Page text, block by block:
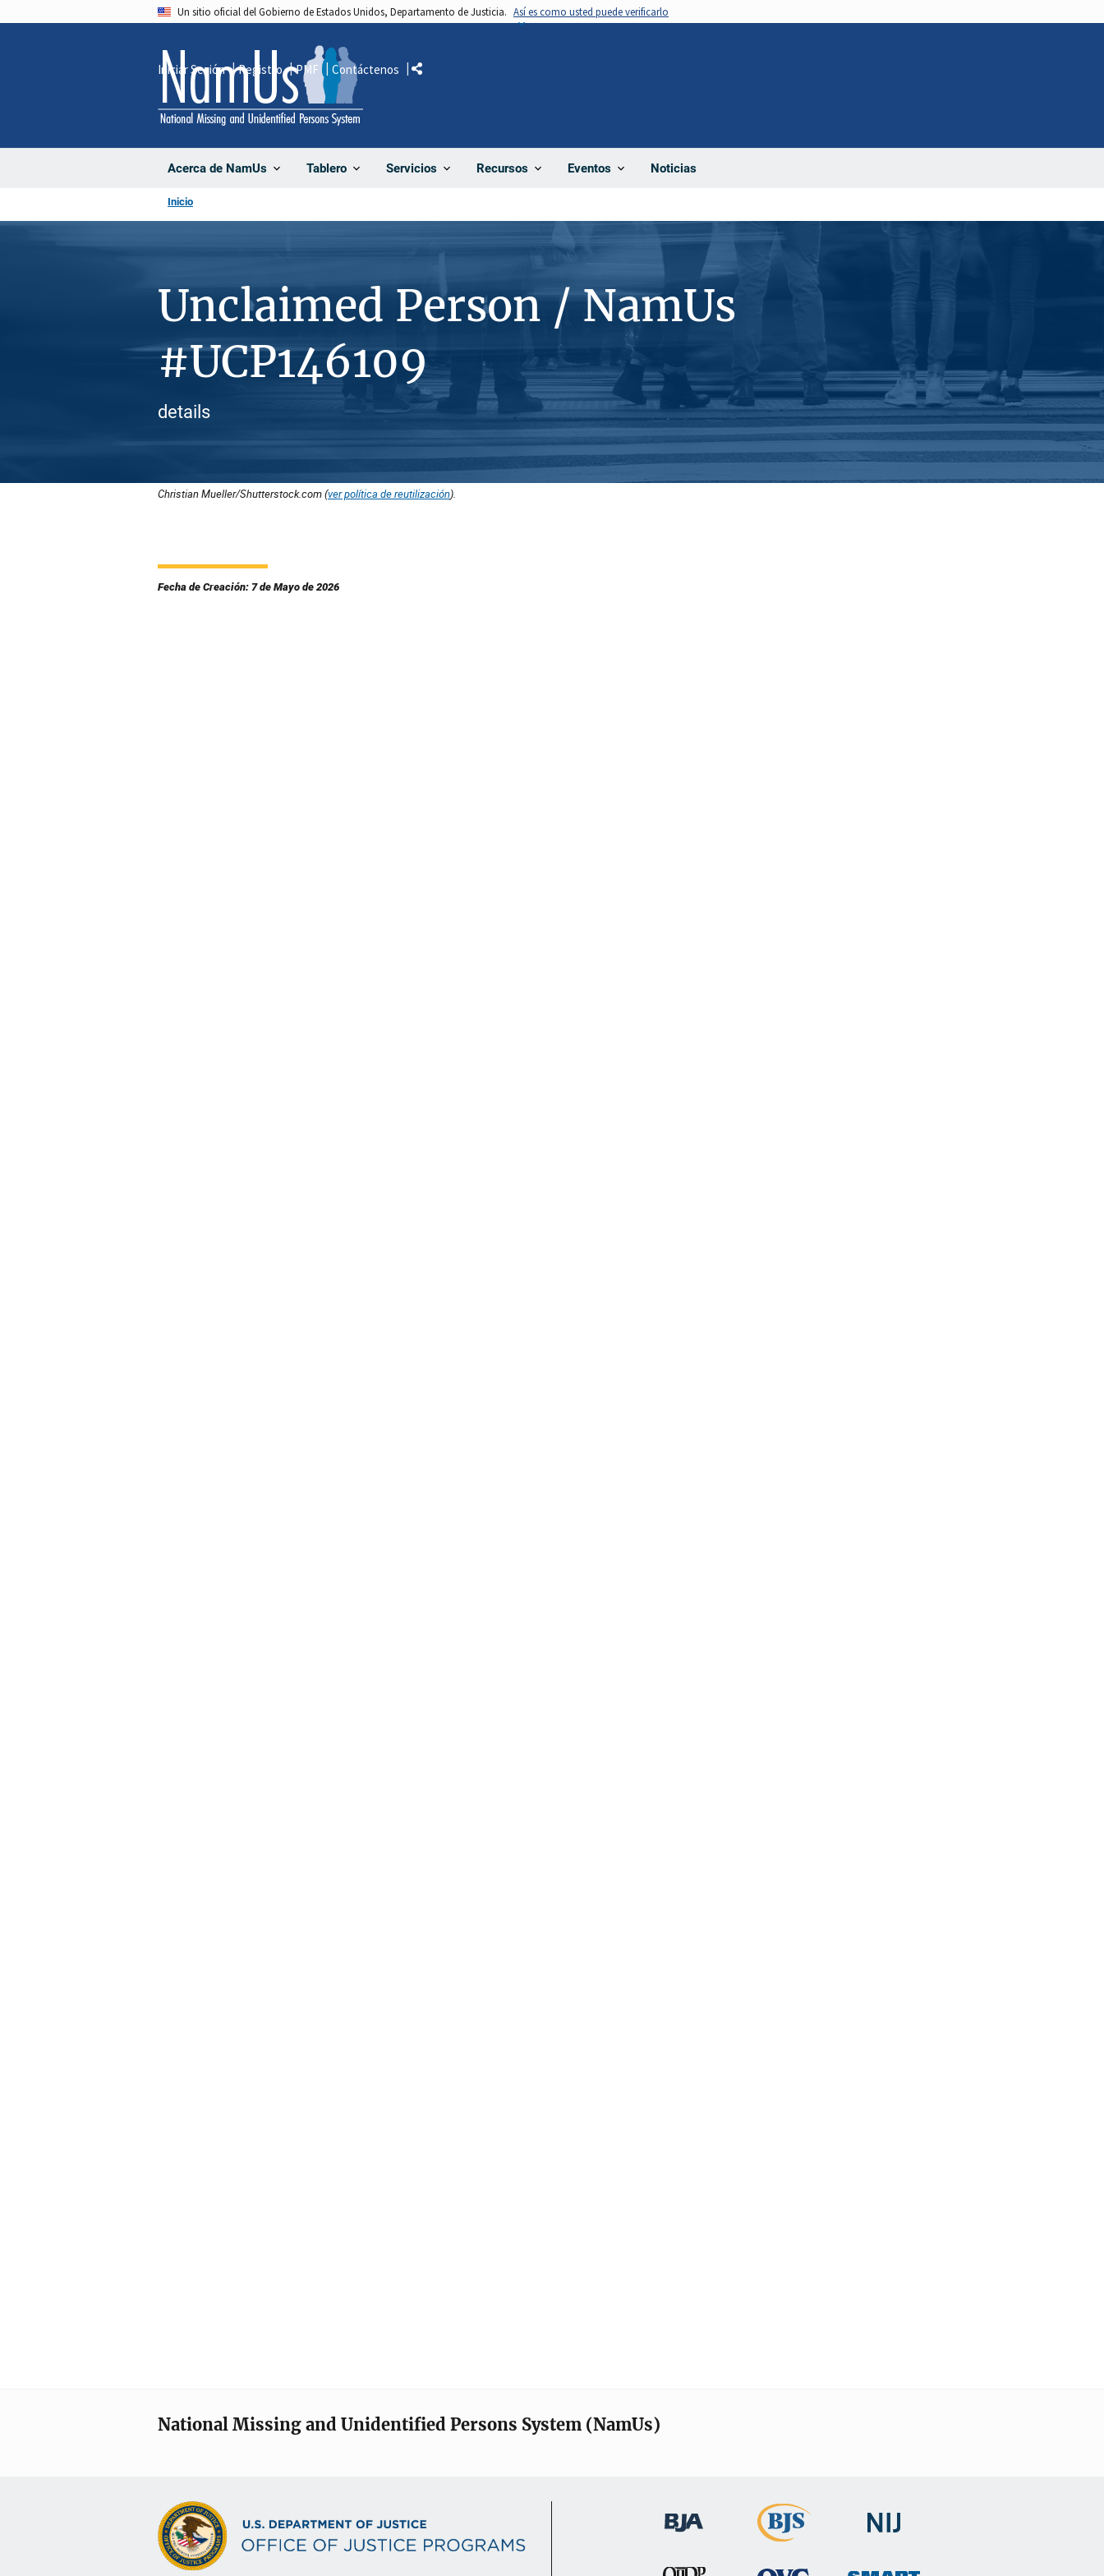
Un sitio oficial del Gobierno de Estados Unidos, Departamento de Justicia. Así es como usted puede verificarlo
Acerca de NamUs Tablero Servicios Recursos Eventos Noticias
Iniciar Sesión Registro PMF Contáctenos Comparte
Inicio
Unclaimed Person / NamUs
#UCP146109
details
Christian Mueller/Shutterstock.com (ver política de reutilización).
Fecha de Creación: 7 de Mayo de 2026
National Missing and Unidentified Persons System (NamUs)